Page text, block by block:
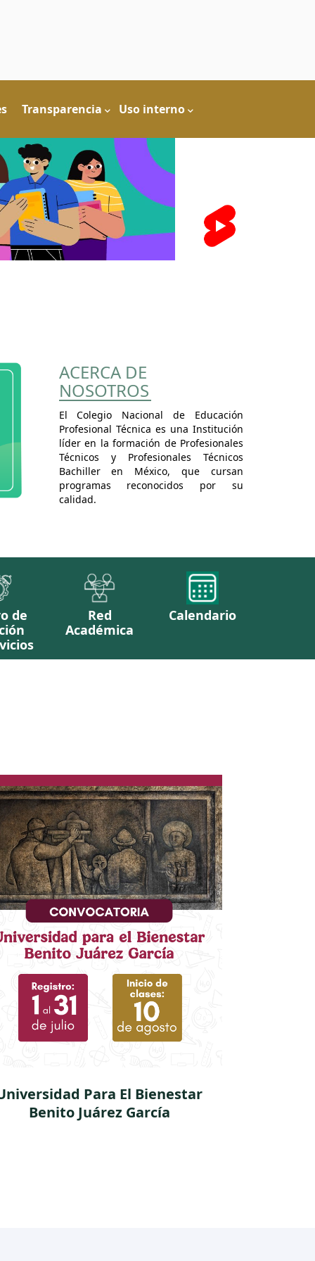
Transparencia Uso interno
ACERCA DE
NOSOTROS
El Colegio Nacional de Educación
Profesional Técnica es una Institución
líder en la formación de Profesionales
Técnicos y Profesionales Técnicos
Bachiller en México, que cursan
programas reconocidos por su
calidad.
de
Red
Académica
Calendario
Para El Bienestar
Benito Juárez García